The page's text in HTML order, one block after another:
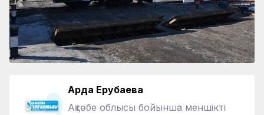
Ардақ Ерубаева
Ақтөбе облысы бойынша меншікті